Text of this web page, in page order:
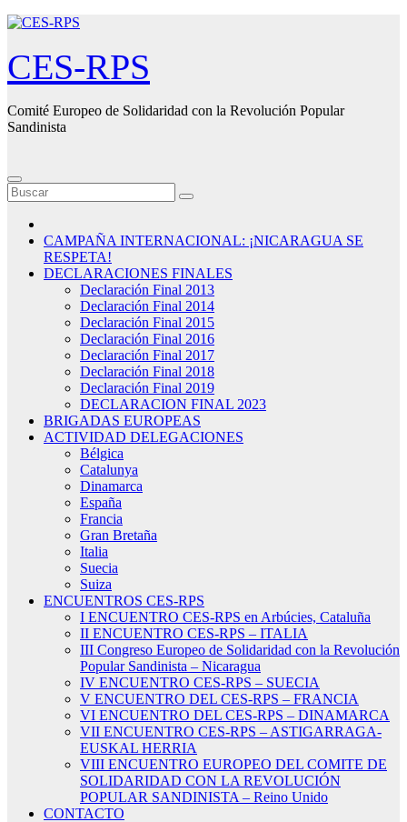
Saltar
contenido
CES-RPS
Comité Europeo de Solidaridad con la Revolución Popular
Sandinista
CAMPAÑA INTERNACIONAL: ¡NICARAGUA SE
RESPETA!
DECLARACIONES FINALES
Declaración Final 2013
Declaración Final 2014
Declaración Final 2015
Declaración Final 2016
Declaración Final 2017
Declaración Final 2018
Declaración Final 2019
DECLARACION FINAL 2023
BRIGADAS EUROPEAS
ACTIVIDAD DELEGACIONES
Bélgica
Catalunya
Dinamarca
España
Francia
Gran Bretaña
Italia
Suecia
Suiza
ENCUENTROS CES-RPS
I ENCUENTRO CES-RPS en Arbúcies, Cataluña
II ENCUENTRO CES-RPS – ITALIA
III Congreso Europeo de Solidaridad con la Revolución
Popular Sandinista – Nicaragua
IV ENCUENTRO CES-RPS – SUECIA
V ENCUENTRO DEL CES-RPS – FRANCIA
VI ENCUENTRO DEL CES-RPS – DINAMARCA
VII ENCUENTRO CES-RPS – ASTIGARRAGA-
EUSKAL HERRIA
VIII ENCUENTRO EUROPEO DEL COMITE DE
SOLIDARIDAD CON LA REVOLUCIÓN
POPULAR SANDINISTA – Reino Unido
CONTACTO